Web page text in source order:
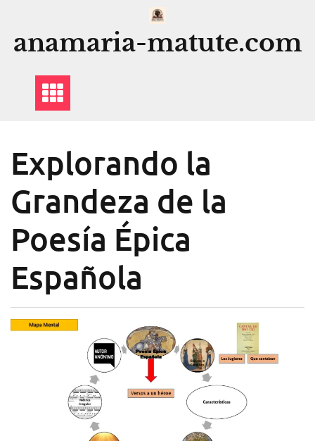
contenido
anamaria-matute.com
Explorando la
Grandeza de la
Poesía Épica
Española